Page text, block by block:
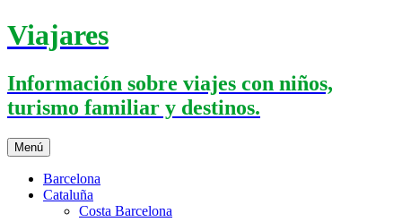
Saltar
al
Viajares
Información sobre viajes con niños,
turismo familiar y destinos.
Menú
Barcelona
Cataluña
Costa Barcelona